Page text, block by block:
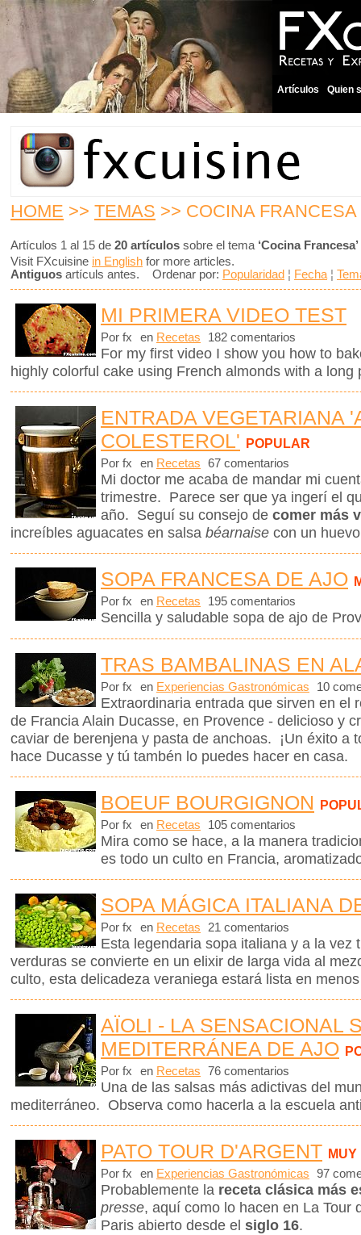
Artículos Quien
HOME >> TEMAS >> COCINA FRANCESA
Artículos 1 al 15 de 20 artículos sobre el tema ‘Cocina Francesa’
Visit FXcuisine in English for more articles.
Antiguos artículs antes. Ordenar por: Popularidad ¦ Fecha ¦
MI PRIMERA VIDEO TEST
Por fx en Recetas 182 comentarios
For my first video I show you how to
highly colorful cake using French almonds with a long
ENTRADA VEGETARIANA
COLESTEROL' POPULAR
Por fx en Recetas 67 comentarios
Mi doctor me acaba de mandar mi
trimestre. Parece ser que ya ingerí el
año. Seguí su consejo de comer más
increíbles aguacates en salsa béarnaise con un
SOPA FRANCESA DE AJO
Por fx en Recetas 195 comentarios
Sencilla y saludable sopa de ajo de
TRAS BAMBALINAS EN
Por fx en Experiencias Gastronómicas 10
Extraordinaria entrada que sirven en el
de Francia Alain Ducasse, en Provence - delicioso y
caviar de berenjena y pasta de anchoas. ¡Un éxito a
hace Ducasse y tú tambén lo puedes hacer en casa.
BOEUF BOURGIGNON
Por fx en Recetas 105 comentarios
Mira como se hace, a la manera
es todo un culto en Francia,
SOPA MÁGICA ITALIANA
Por fx en Recetas 21 comentarios
Esta legendaria sopa italiana y a la vez
verduras se convierte en un elixir de larga vida al
culto, esta delicadeza veraniega estará lista en
AÏOLI - LA SENSACIONAL
MEDITERRÁNEA DE AJO
Por fx en Recetas 76 comentarios
Una de las salsas más adictivas del
mediterráneo. Observa como hacerla a la escuela
PATO TOUR D'ARGENT
Por fx en Experiencias Gastronómicas 97
Probablemente la receta clásica más
presse, aquí como lo hacen en La Tour
Paris abierto desde el siglo 16.